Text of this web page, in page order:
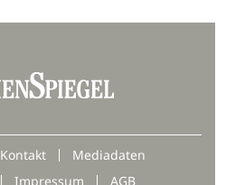
Kontakt
Mediadaten
Impressum AGB